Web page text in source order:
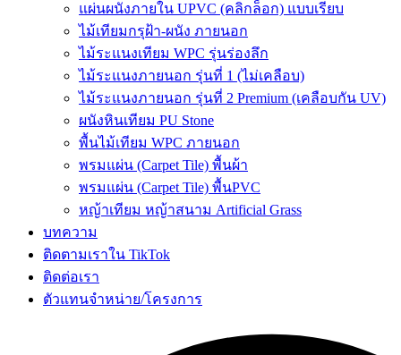
แผ่นผนังภายใน UPVC (คลิกล็อก) แบบเรียบ
ไม้เทียมกรุฝ้า-ผนัง ภายนอก
ไม้ระแนงเทียม WPC รุ่นร่องลึก
ไม้ระแนงภายนอก รุ่นที่ 1 (ไม่เคลือบ)
ไม้ระแนงภายนอก รุ่นที่ 2 Premium (เคลือบกัน UV)
ผนังหินเทียม PU Stone
พื้นไม้เทียม WPC ภายนอก
พรมแผ่น (Carpet Tile) พื้นผ้า
พรมแผ่น (Carpet Tile) พื้นPVC
หญ้าเทียม หญ้าสนาม Artificial Grass
บทความ
ติดตามเราใน TikTok
ติดต่อเรา
ตัวแทนจำหน่าย/โครงการ